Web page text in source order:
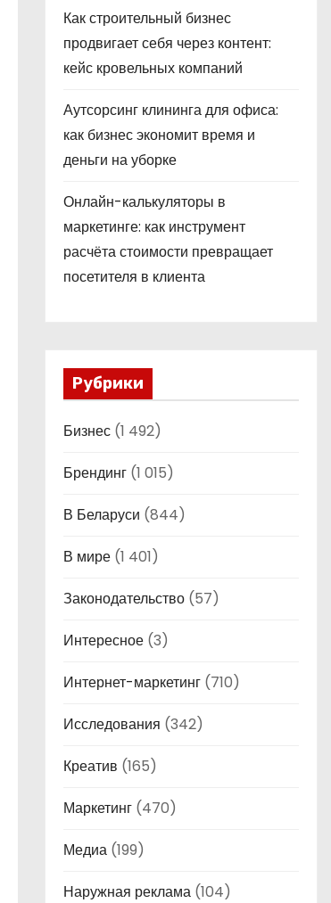
Как строительный бизнес
продвигает себя через контент:
кейс кровельных компаний
Аутсорсинг клининга для офиса:
как бизнес экономит время и
деньги на уборке
Онлайн-калькуляторы в
маркетинге: как инструмент
расчёта стоимости превращает
посетителя в клиента
Рубрики
Бизнес (1 492)
Брендинг (1 015)
В Беларуси (844)
В мире (1 401)
Законодательство (57)
Интересное (3)
Интернет-маркетинг (710)
Исследования (342)
Креатив (165)
Маркетинг (470)
Медиа (199)
Наружная реклама (104)